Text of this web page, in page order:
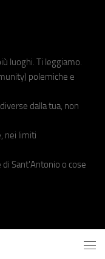
luoghi. Ti leggiamo.
polemiche e
dalla tua, non
nei limiti
Sant'Antonio o cose